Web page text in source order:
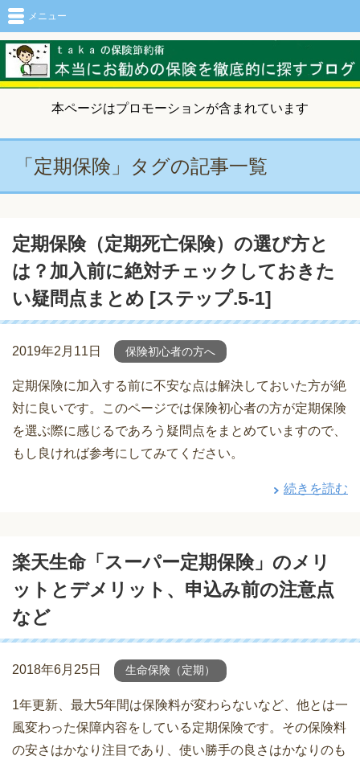
本ページはプロモーションが含まれています
メニュー
「定期保険」タグの記事一覧
定期保険（定期死亡保険）の選び方と
は？加入前に絶対チェックしておきた
い疑問点まとめ [ステップ.5-1]
2019年2月11日 保険初心者の方へ
定期保険に加入する前に不安な点は解決しておいた方が絶
対に良いです。このページでは保険初心者の方が定期保険
を選ぶ際に感じるであろう疑問点をまとめていますので、
もし良ければ参考にしてみてください。
続きを読む
楽天生命「スーパー定期保険」のメリ
ットとデメリット、申込み前の注意点
など
2018年6月25日 生命保険（定期）
1年更新、最大5年間は保険料が変わらないなど、他とは一
風変わった保障内容をしている定期保険です。その保険料
の安さはかなり注目であり、使い勝手の良さはかなりのも